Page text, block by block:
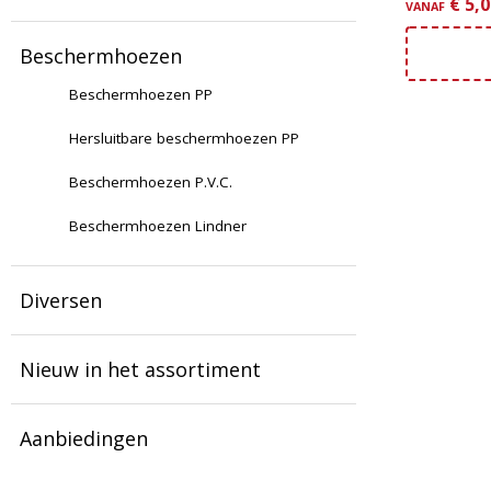
Beschermhoezen
Beschermhoezen PP
Hersluitbare beschermhoezen PP
Beschermhoezen P.V.C.
Beschermhoezen Lindner
Diversen
Nieuw in het assortiment
Aanbiedingen
VANAF €